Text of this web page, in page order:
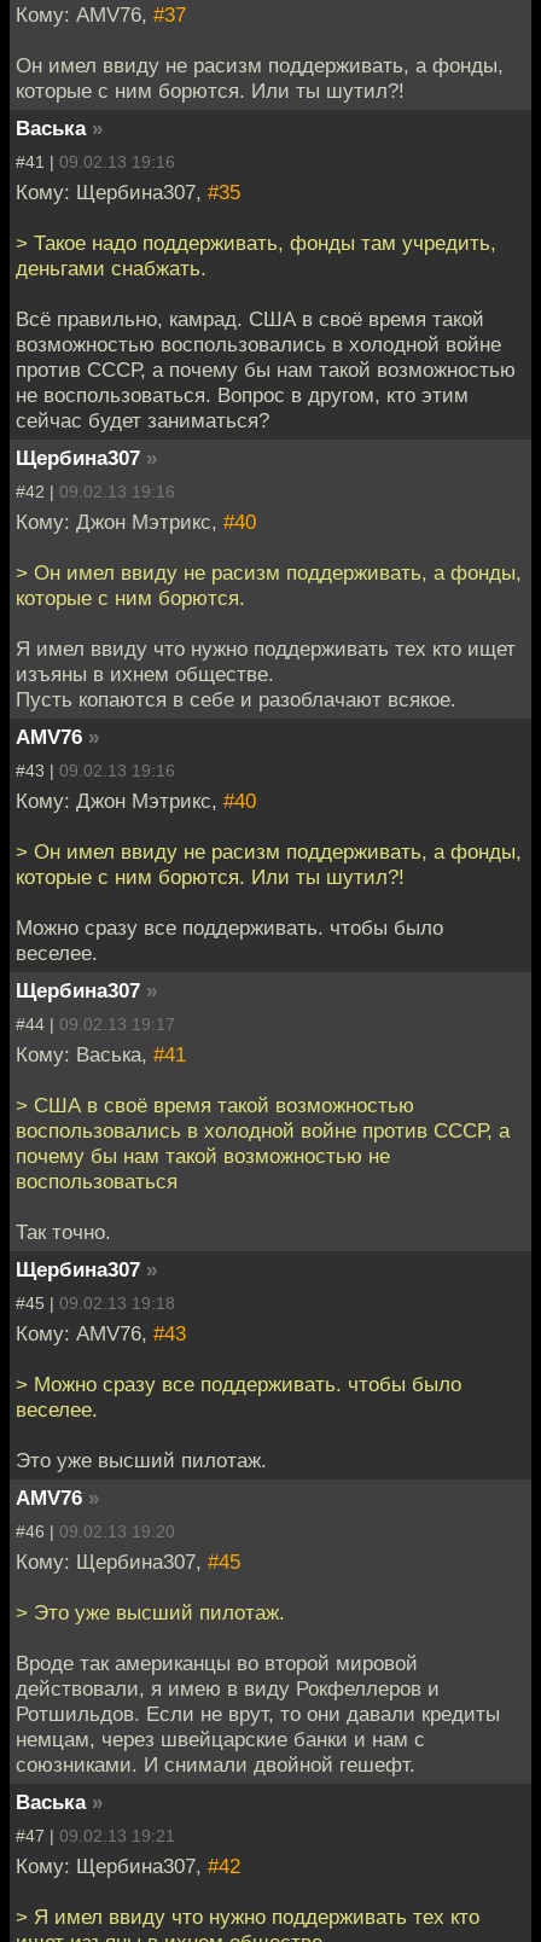
Кому: AMV76, #37
Он имел ввиду не расизм поддерживать, а фонды,
которые с ним борются. Или ты шутил?!
Васька »
#41 | 09.02.13 19:16
Кому: Щербина307, #35
> Такое надо поддерживать, фонды там учредить,
деньгами снабжать.
Всё правильно, камрад. США в своё время такой
возможностью воспользовались в холодной войне
против СССР, а почему бы нам такой возможностью
не воспользоваться. Вопрос в другом, кто этим
сейчас будет заниматься?
Щербина307 »
#42 | 09.02.13 19:16
Кому: Джон Мэтрикс, #40
> Он имел ввиду не расизм поддерживать, а фонды,
которые с ним борются.
Я имел ввиду что нужно поддерживать тех кто ищет
изъяны в ихнем обществе.
Пусть копаются в себе и разоблачают всякое.
AMV76 »
#43 | 09.02.13 19:16
Кому: Джон Мэтрикс, #40
> Он имел ввиду не расизм поддерживать, а фонды,
которые с ним борются. Или ты шутил?!
Можно сразу все поддерживать. чтобы было
веселее.
Щербина307 »
#44 | 09.02.13 19:17
Кому: Васька, #41
> США в своё время такой возможностью
воспользовались в холодной войне против СССР, а
почему бы нам такой возможностью не
воспользоваться
Так точно.
Щербина307 »
#45 | 09.02.13 19:18
Кому: AMV76, #43
> Можно сразу все поддерживать. чтобы было
веселее.
Это уже высший пилотаж.
AMV76 »
#46 | 09.02.13 19:20
Кому: Щербина307, #45
> Это уже высший пилотаж.
Вроде так американцы во второй мировой
действовали, я имею в виду Рокфеллеров и
Ротшильдов. Если не врут, то они давали кредиты
немцам, через швейцарские банки и нам с
союзниками. И снимали двойной гешефт.
Васька »
#47 | 09.02.13 19:21
Кому: Щербина307, #42
> Я имел ввиду что нужно поддерживать тех кто